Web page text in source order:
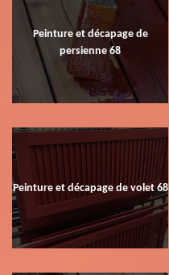
Peinture et décapage de
persienne 68
Peinture et décapage de volet 68